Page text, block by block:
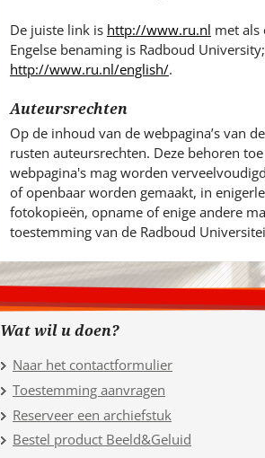
De juiste link is http://www.ru.nl met als
Engelse benaming is Radboud
http://www.ru.nl/english/.
Auteursrechten
Op de inhoud van de webpagina’s van
rusten auteursrechten. Deze behoren
webpagina's mag worden
of openbaar worden gemaakt, in
fotokopieën, opname of enige andere
toestemming van de Radboud
Wat wil u doen?
Naar het contactformulier
Toestemming aanvragen
Reserveer een archiefstuk
Bestel product Beeld&Geluid